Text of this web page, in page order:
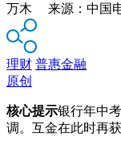
万木 来源：中国
理财 普惠金融
原创
核心提示银行年中
调。互金在此时再